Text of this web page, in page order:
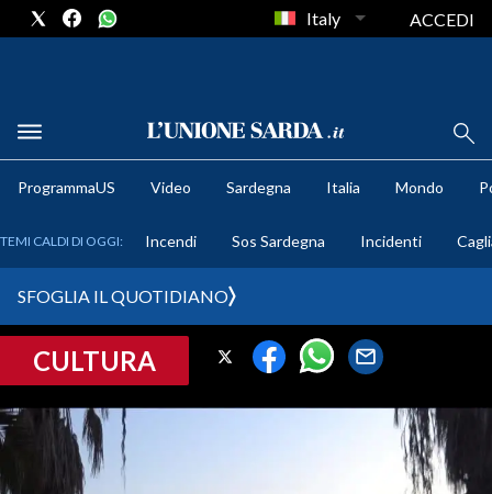
METEO
CRONACA SARDEGNA
PROVINCIA DI CAGLIARI
SULCIS IGLESIENTE
Italy ACCEDI
ProgrammaUS Video Sardegna Italia Mondo
TEMI CALDI DI OGGI: Incendi Sos Sardegna Incidenti
SFOGLIA IL QUOTIDIANO
CULTURA